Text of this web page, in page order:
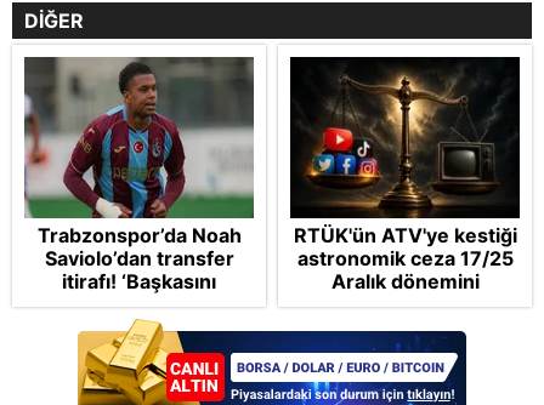
DİĞER
Trabzonspor’da Noah
Saviolo’dan transfer
itirafı! ‘Başkasını
izlemeye geldi’
RTÜK'ün ATV'ye kestiği
astronomik ceza 17/25
Aralık dönemini
anımsattı! Milli yayınlara
"yaptırım" kıskacı:
Turkuvaz Medya neden
hedefte?